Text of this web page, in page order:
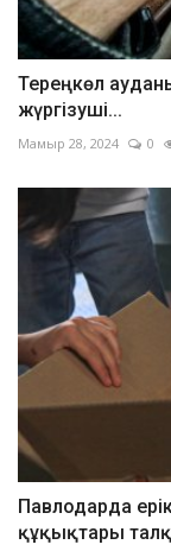
Тереңкөл
жүргізуші...
Мамыр 28, 2024 0
Павлодарда
құқықтары